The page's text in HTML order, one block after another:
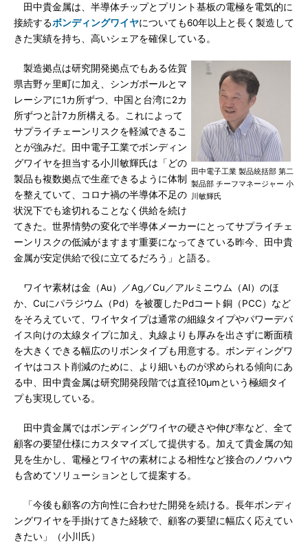
田中貴金属は、半導体チップとプリント基板の電極を電気的に
接続するボンディングワイヤについても60年以上と長く製造して
きた実績を持ち、高いシェアを確保している。
田中電子工業 製品統括部 第二
製品部 チーフマネージャー 小
川敏輝氏
製造拠点は研究開発拠点でもある佐賀
県吉野ヶ里町に加え、シンガポールとマ
レーシアに1カ所ずつ、中国と台湾に2カ
所ずつと計7カ所構える。これによって
サプライチェーンリスクを軽減できるこ
とが強みだ。田中電子工業でボンディン
グワイヤを担当する小川敏輝氏は「どの
製品も複数拠点で生産できるように体制
を整えていて、コロナ禍の半導体不足の
状況下でも途切れることなく供給を続け
てきた。世界情勢の変化で半導体メーカーにとってサプライチェ
ーンリスクの低減がますます重要になってきている昨今、田中貴
金属が安定供給で役に立てるだろう」と語る。
ワイヤ素材は金（Au）／Ag／Cu／アルミニウム（Al）のほ
か、Cuにパラジウム（Pd）を被覆したPdコート銅（PCC）など
をそろえていて、ワイヤタイプは通常の細線タイプやパワーデバ
イス向けの太線タイプに加え、丸線よりも厚みを出さずに断面積
を大きくできる幅広のリボンタイプも用意する。ボンディングワ
イヤはコスト削減のために、より細いものが求められる傾向にあ
る中、田中貴金属は研究開発段階では直径10μmという極細タイ
プも実現している。
田中貴金属ではボンディングワイヤの硬さや伸び率など、全て
顧客の要望仕様にカスタマイズして提供する。加えて貴金属の知
見を生かし、電極とワイヤの素材による相性など接合のノウハウ
も含めてソリューションとして提案する。
「今後も顧客の方向性に合わせた開発を続ける。長年ボンディ
ングワイヤを手掛けてきた経験で、顧客の要望に幅広く応えてい
きたい」（小川氏）